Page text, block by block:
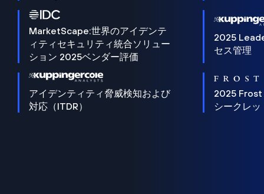
MarketScape:世界のアイデンテ
ィティセキュリティ統合ソリュー
ション 2025ベンダー評価
2025
セス管理
アイデンティティ脅威検知および
対応（ITDR）
2025 Frost
シークレッ